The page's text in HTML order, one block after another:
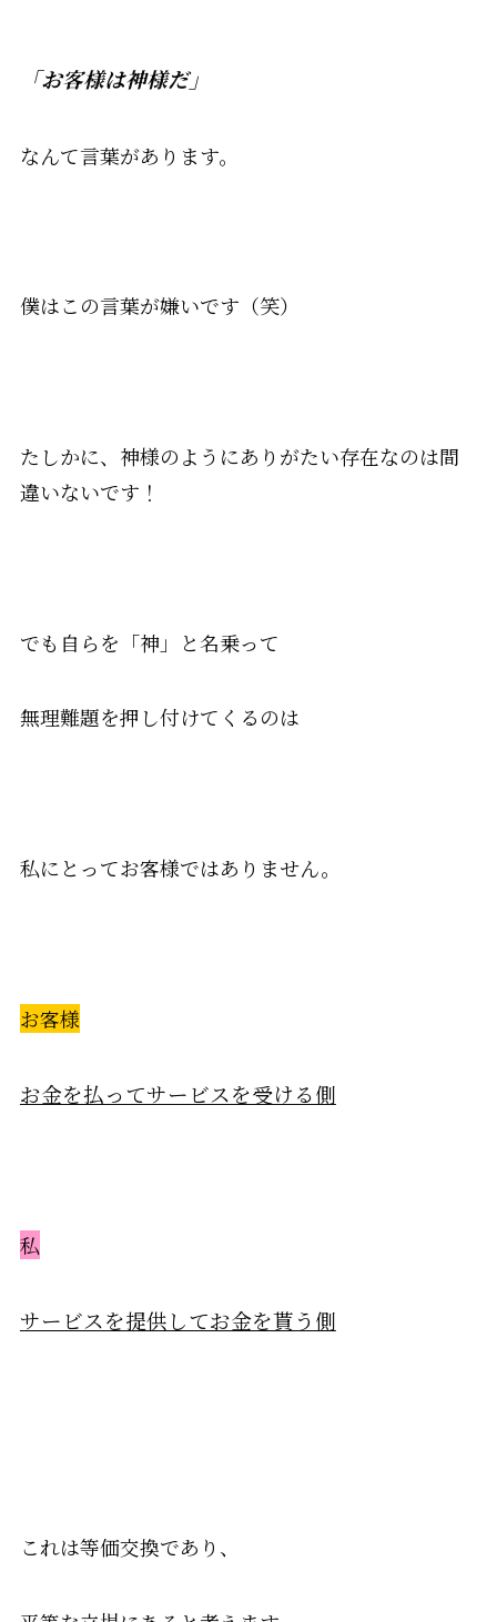
「お客様は神様だ」
なんて言葉があります。
僕はこの言葉が嫌いです（笑）
たしかに、神様のようにありがたい存在なのは間
違いないです！
でも自らを「神」と名乗って
無理難題を押し付けてくるのは
私にとってお客様ではありません。
お客様
お金を払ってサービスを受ける側
私
サービスを提供してお金を貰う側
これは等価交換であり、